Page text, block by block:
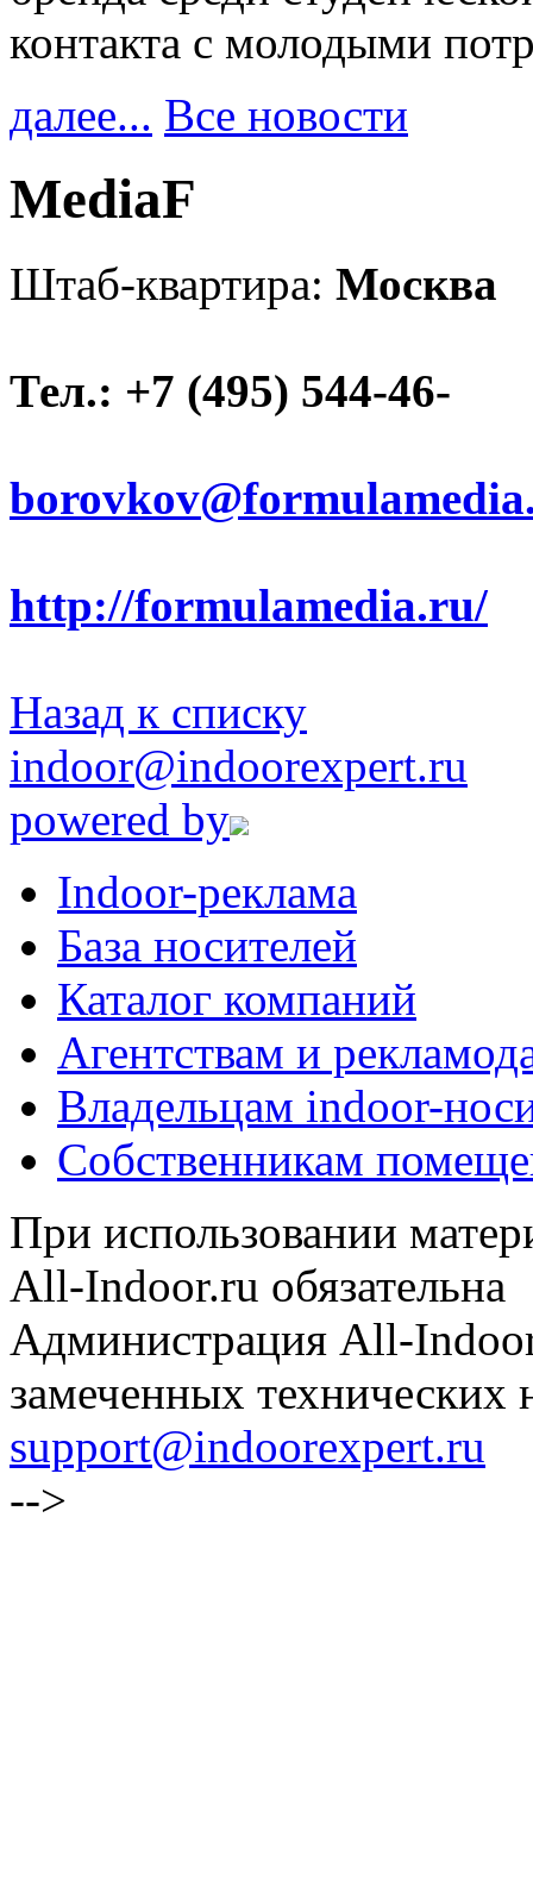
контакта с молодыми
далее... Все новости
MediaF
Штаб-квартира: Москва
Тел.: +7 (495) 544-46-
http://formulamedia.ru/
Назад к списку
indoor@indoorexpert.ru
powered by
Indoor-реклама
База носителей
Каталог компаний
Агентствам и
Владельцам indoor-
Собственникам
При использовании
All-Indoor.ru обязательна
Администрация All-
замеченных технических
support@indoorexpert.ru
-->